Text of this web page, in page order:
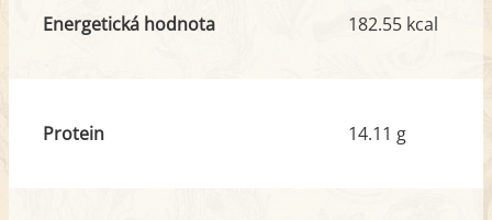
Energetická hodnota 182.55 kcal
Protein 14.11 g